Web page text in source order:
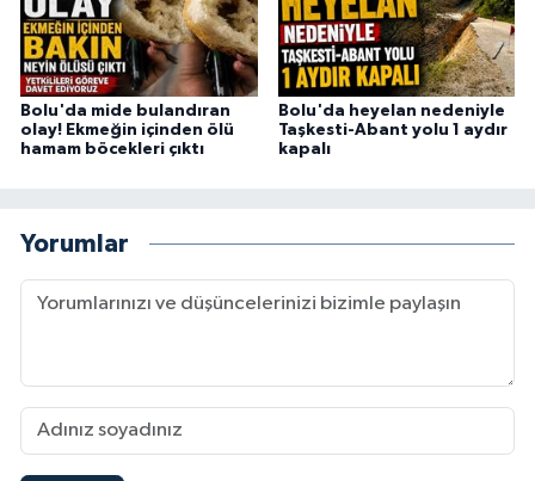
Bolu'da mide bulandıran
olay! Ekmeğin içinden ölü
hamam böcekleri çıktı
Bolu'da heyelan nedeniyle
Taşkesti-Abant yolu 1 aydır
kapalı
Yorumlar